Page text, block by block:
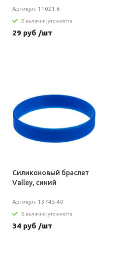
Артикул: 11021.6
В наличии: уточняйте
29 руб /шт
Силиконовый браслет
Valley, синий
Артикул: 13745.40
В наличии: уточняйте
34 руб /шт